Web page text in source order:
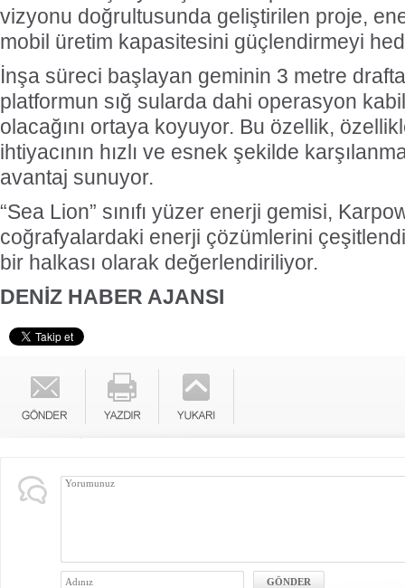
vizyonu doğrultusunda geliştirilen proje,
mobil üretim kapasitesini güçlendirmeyi
İnşa süreci başlayan geminin 3 metre
platformun sığ sularda dahi operasyon
olacağını ortaya koyuyor. Bu özellik,
ihtiyacının hızlı ve esnek şekilde
avantaj sunuyor.
“Sea Lion” sınıfı yüzer enerji gemisi,
coğrafyalardaki enerji çözümlerini
bir halkası olarak değerlendiriliyor.
DENİZ HABER AJANSI